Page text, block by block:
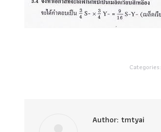
Categories:
Author: tmtyai